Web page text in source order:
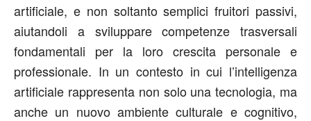
artificiale, e non soltanto semplici fruitori passivi,
aiutandoli a sviluppare competenze trasversali
fondamentali per la loro crescita personale e
professionale. In un contesto in cui l’intelligenza
artificiale rappresenta non solo una tecnologia, ma
anche un nuovo ambiente culturale e cognitivo,